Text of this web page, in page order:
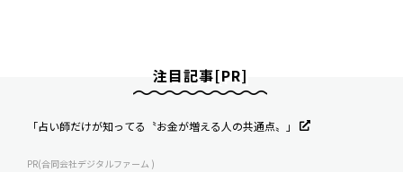
注目記事[PR]
「占い師だけが知ってる〝お金が増える人の共通点〟」
PR(合同会社デジタルファーム )